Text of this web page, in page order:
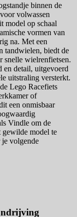
binnen de
volwassen
model op schaal
vormen van
na. Met een
tandwielen, biedt de
snelle wielrenfietsen.
en detail, uitgevoerd
uitstraling versterkt.
Lego Racefiets
of
een onmisbaar
Vindle om de
gewilde model te
je volgende